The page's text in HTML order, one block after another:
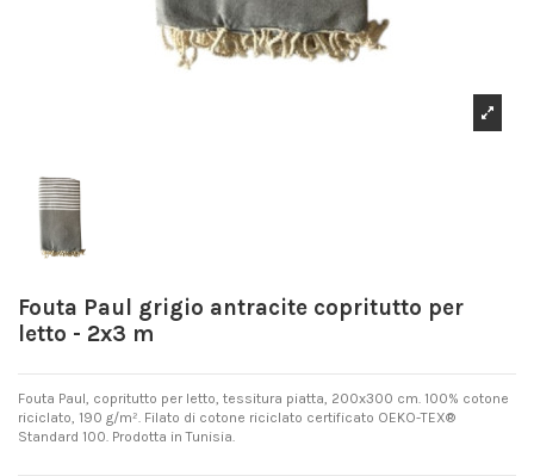
Fouta Paul grigio antracite copritutto per
letto - 2x3 m
Fouta Paul, copritutto per letto, tessitura piatta, 200x300 cm. 100% cotone
riciclato, 190 g/m². Filato di cotone riciclato certificato OEKO-TEX®
Standard 100. Prodotta in Tunisia.